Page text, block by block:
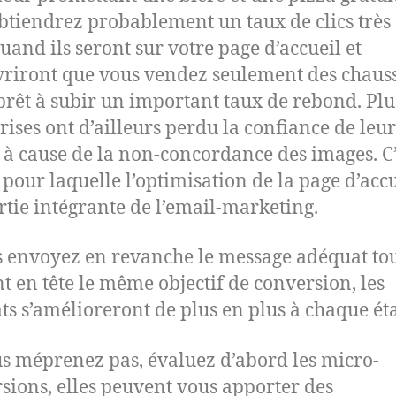
probablement un taux de clics très
ils seront sur votre page d’accueil et
que vous vendez seulement des
à subir un important taux de rebond.
ont d’ailleurs perdu la confiance de
cause de la non-concordance des images.
laquelle l’optimisation de la page
intégrante de l’email-marketing.
envoyez en revanche le message adéquat
en tête le même objectif de conversion, les
s’amélioreront de plus en plus à chaque
méprenez pas, évaluez d’abord les micro-
elles peuvent vous apporter des